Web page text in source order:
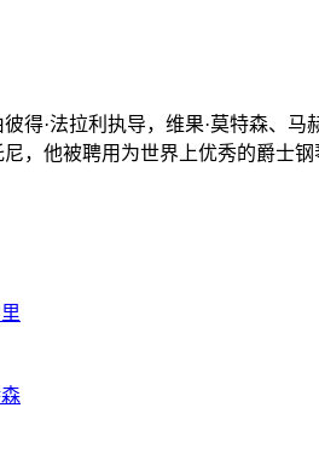
彼得·法拉利执导，维果·莫特森、
，他被聘用为世界上优秀的爵士